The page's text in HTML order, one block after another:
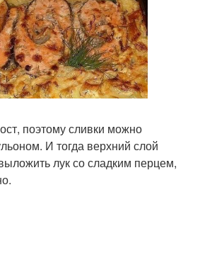
поэтому сливки можно
И тогда верхний слой
лук со сладким перцем,